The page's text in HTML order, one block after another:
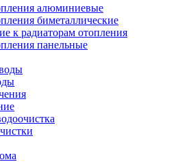
алюминиевые
биметаллические
к радиаторам отопления
панельные